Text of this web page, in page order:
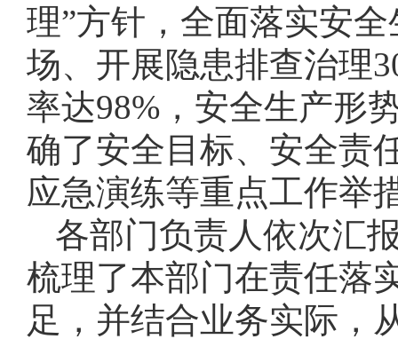
理”方针，全面落实安
场、开展隐患排查治理
率达98%，安全生产形
确了安全目标、安全责
应急演练等重点工作举
各部门负责人依次汇
梳理了本部门在责任落
足，并结合业务实际，